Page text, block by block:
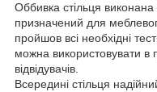
Оббивка стільця
призначений для
пройшов всі необхідні
можна використовувати
відвідувачів.
Всередині стільця